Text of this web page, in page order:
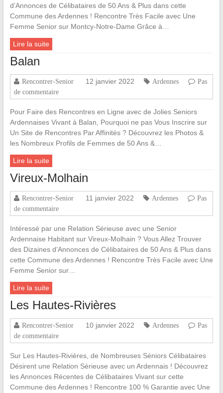
d’Annonces de Célibataires de 50 Ans & Plus dans cette
Commune des Ardennes ! Rencontre Très Facile avec Une
Femme Senior sur Montcy-Notre-Dame Grâce à…
Lire la suite
Balan
Rencontrer-Senior 12 janvier 2022 Ardennes
Pas
de commentaire
Pour Faire des Rencontres en Ligne avec de Jolies Seniors
Ardennaises Vivant à Balan, Pourquoi ne pas Vous Inscrire sur
Un Site de Rencontres Par Affinités ? Découvrez les Photos &
les Nombreux Profils de Femmes de 50 Ans &…
Lire la suite
Vireux-Molhain
Rencontrer-Senior 11 janvier 2022 Ardennes
Pas
de commentaire
Intéressé par une Relation Sérieuse avec une Senior
Ardennaise Habitant sur Vireux-Molhain ? Vous Allez Trouver
des Dizaines d’Annonces de Célibataires de 50 Ans & Plus dans
cette Commune des Ardennes ! Rencontre Très Facile avec Une
Femme Senior sur…
Lire la suite
Les Hautes-Rivières
Rencontrer-Senior 10 janvier 2022 Ardennes
Pas
de commentaire
Sur Les Hautes-Rivières, de Nombreuses Séniors Célibataires
Désirent une Relation Sérieuse avec un Ardennais ! Découvrez
les Annonces Récentes de Célibataires Vivant sur cette
Commune des Ardennes ! Rencontre 100 % Garantie avec Une